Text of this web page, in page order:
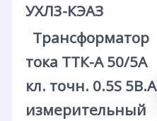
УХЛ3-КЭАЗ
Трансформатор
тока ТТК-А 50/5А
кл. точн. 0.5S 5В.А
измерительный